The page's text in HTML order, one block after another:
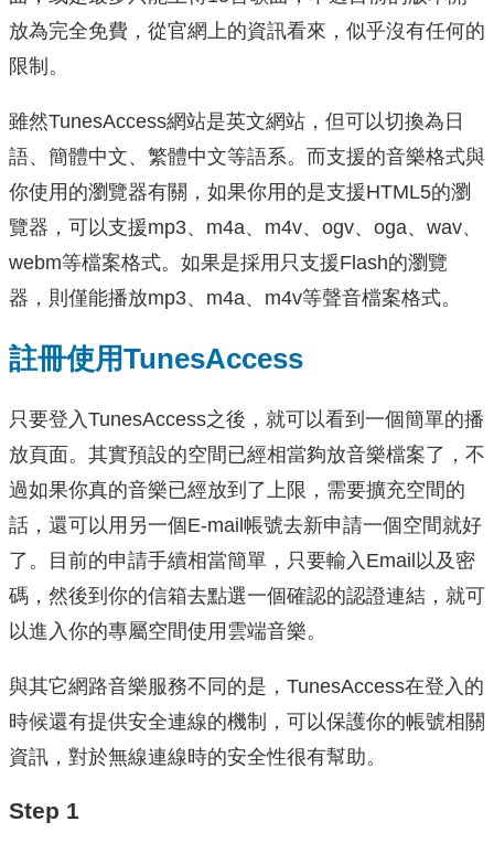
放為完全免費，從官網上的資訊看來，似乎沒有任何的
限制。
雖然TunesAccess網站是英文網站，但可以切換為日
語、簡體中文、繁體中文等語系。而支援的音樂格式與
你使用的瀏覽器有關，如果你用的是支援HTML5的瀏
覽器，可以支援mp3、m4a、m4v、ogv、oga、wav、
webm等檔案格式。如果是採用只支援Flash的瀏覽
器，則僅能播放mp3、m4a、m4v等聲音檔案格式。
註冊使用TunesAccess
只要登入TunesAccess之後，就可以看到一個簡單的播
放頁面。其實預設的空間已經相當夠放音樂檔案了，不
過如果你真的音樂已經放到了上限，需要擴充空間的
話，還可以用另一個E-mail帳號去新申請一個空間就好
了。目前的申請手續相當簡單，只要輸入Email以及密
碼，然後到你的信箱去點選一個確認的認證連結，就可
以進入你的專屬空間使用雲端音樂。
與其它網路音樂服務不同的是，TunesAccess在登入的
時候還有提供安全連線的機制，可以保護你的帳號相關
資訊，對於無線連線時的安全性很有幫助。
Step 1